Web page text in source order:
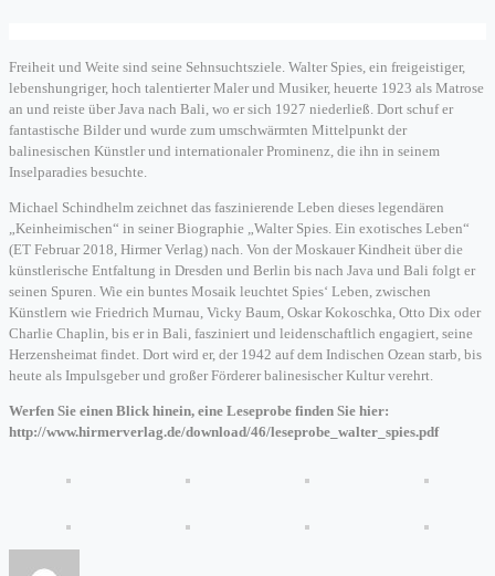
Freiheit und Weite sind seine Sehnsuchtsziele. Walter Spies, ein freigeistiger,
lebenshungriger, hoch talentierter Maler und Musiker, heuerte 1923 als Matrose
an und reiste über Java nach Bali, wo er sich 1927 niederließ. Dort schuf er
fantastische Bilder und wurde zum umschwärmten Mittelpunkt der
balinesischen Künstler und internationaler Prominenz, die ihn in seinem
Inselparadies besuchte.
Michael Schindhelm zeichnet das faszinierende Leben dieses legendären
„Keinheimischen“ in seiner Biographie „Walter Spies. Ein exotisches Leben“
(ET Februar 2018, Hirmer Verlag) nach. Von der Moskauer Kindheit über die
künstlerische Entfaltung in Dresden und Berlin bis nach Java und Bali folgt er
seinen Spuren. Wie ein buntes Mosaik leuchtet Spies‘ Leben, zwischen
Künstlern wie Friedrich Murnau, Vicky Baum, Oskar Kokoschka, Otto Dix oder
Charlie Chaplin, bis er in Bali, fasziniert und leidenschaftlich engagiert, seine
Herzensheimat findet. Dort wird er, der 1942 auf dem Indischen Ozean starb, bis
heute als Impulsgeber und großer Förderer balinesischer Kultur verehrt.
Werfen Sie einen Blick hinein, eine Leseprobe finden Sie hier:
http://www.hirmerverlag.de/download/46/leseprobe_walter_spies.pdf